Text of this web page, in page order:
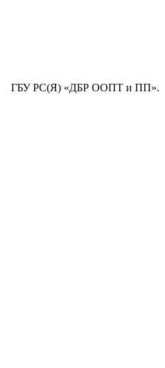
ГБУ РС(Я) «ДБР ООПТ и ПП».